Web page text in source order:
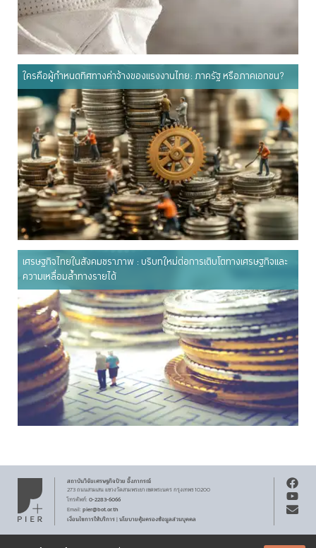
ใครคือผู้กำหนดทิศทางค่าจ้างของแรงงานไทย: ภาครัฐ หรือภาคเอกชน?
เศรษฐกิจไทยในสังคมชราภาพ : บริบทใหม่ต่อการเติบโตทางเศรษฐกิจและ
ความเหลื่อมล้ำทางรายได้
สถาบันวิจัยเศรษฐกิจป๋วย อึ๊งภากรณ์
273 ถนนสามเสนแขวงวัดสามพระยาเขตพระนครกรุงเทพฯ 10200
โทรศัพท์: 0-2283-6066
Email: pier@bot.or.th
เงื่อนไขการให้บริการ|นโยบายคุ้มครองข้อมูลส่วนบุคคล